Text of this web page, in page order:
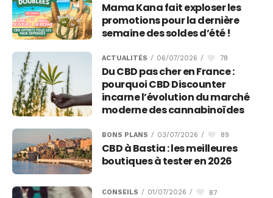
Mama Kana fait exploser les
promotions pour la dernière
semaine des soldes d’été !
ACTUALITÉS / 06/07/2026 / 78
Du CBD pas cher en France :
pourquoi CBD Discounter
incarne l’évolution du marché
moderne des cannabinoïdes
BONS PLANS / 03/07/2026 / 89
CBD à Bastia : les meilleures
boutiques à tester en 2026
CONSEILS / 01/07/2026 / 87